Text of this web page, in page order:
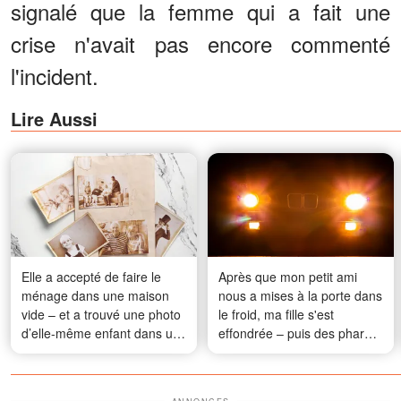
signalé que la femme qui a fait une
crise n'avait pas encore commenté
l'incident.
Lire Aussi
Elle a accepté de faire le
ménage dans une maison
vide – et a trouvé une photo
d’elle-même enfant dans un
vieux tiroir
Après que mon petit ami
nous a mises à la porte dans
le froid, ma fille s'est
effondrée – puis des phares
sont apparus dans
l'obscurité